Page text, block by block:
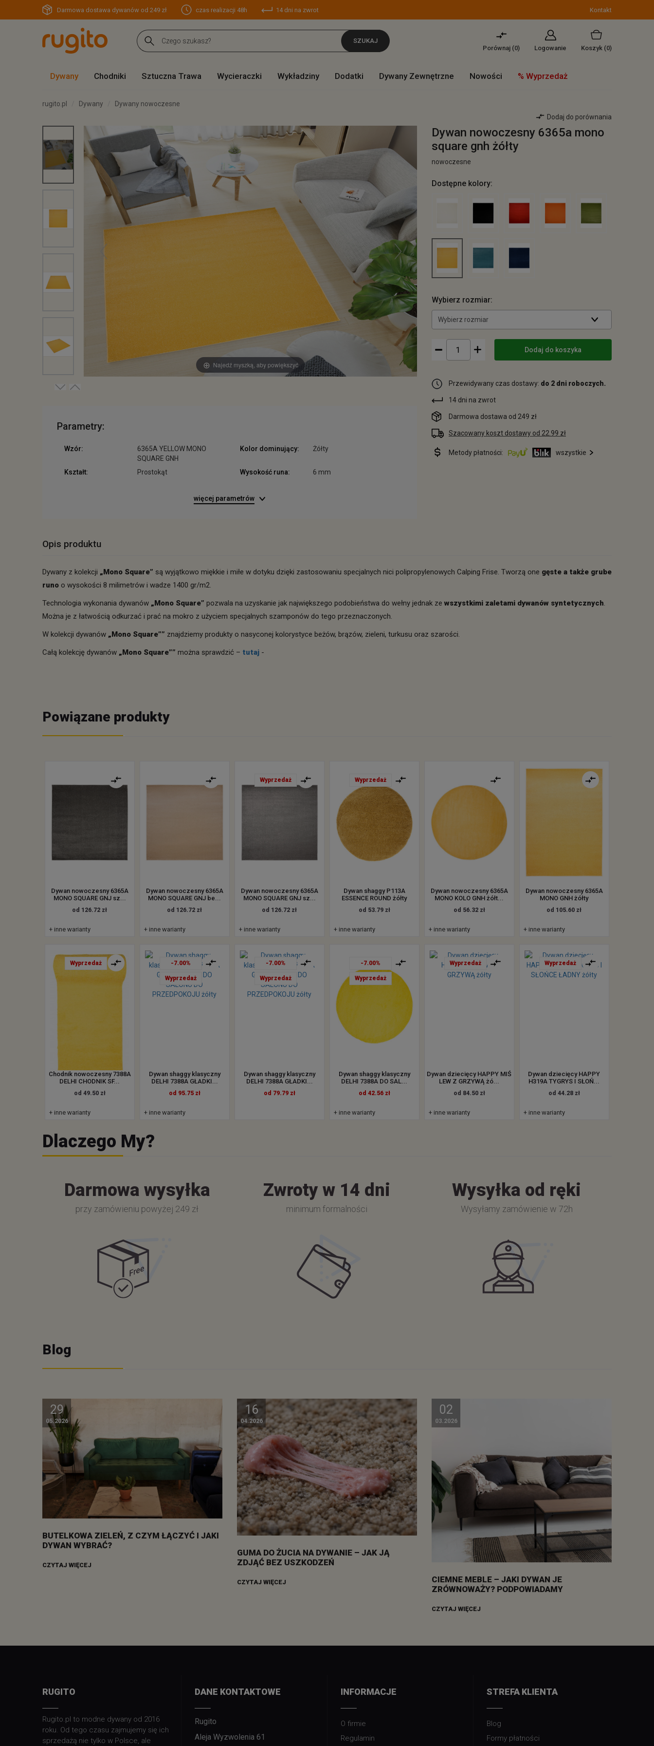
Darmowa dostawa dywanów od 249 zł czas realizacji 48h 14 dni na zwrot Kontakt
SZUKAJ
Porównaj (0) Logowanie Koszyk (0)
Dywany Chodniki Sztuczna Trawa Wycieraczki Wykładziny Dodatki Dywany Zewnętrzne Nowości % Wyprzedaż
rugito.pl Dywany Dywany nowoczesne
Najedź myszką, aby powiększyć
Parametry:
Wzór:
6365A YELLOW MONO
SQUARE GNH
Kolor dominujący: Żółty
Kształt: Prostokąt Wysokość runa: 6 mm
więcej parametrów
Dodaj do porównania
Dywan nowoczesny 6365a mono
square gnh żółty
nowoczesne
Dostępne kolory:
Wybierz rozmiar:
Wybierz rozmiar
Dodaj do koszyka
Przewidywany czas dostawy: do 2 dni roboczych.
14 dni na zwrot
Darmowa dostawa od 249 zł
Szacowany koszt dostawy od 22.99 zł
Metody płatności: wszystkie
Opis produktu
Dywany z kolekcji „Mono Square” są wyjątkowo miękkie i miłe w dotyku dzięki zastosowaniu specjalnych nici polipropylenowych Calping Frise. Tworzą one gęste a także grube
runo o wysokości 8 milimetrów i wadze 1400 gr/m2.
Technologia wykonania dywanów „Mono Square” pozwala na uzyskanie jak największego podobieństwa do wełny jednak ze wszystkimi zaletami dywanów syntetycznych.
Można je z łatwością odkurzać i prać na mokro z użyciem specjalnych szamponów do tego przeznaczonych.
W kolekcji dywanów „Mono Square”” znajdziemy produkty o nasyconej kolorystyce beżów, brązów, zieleni, turkusu oraz szarości.
Całą kolekcję dywanów „Mono Square”” można sprawdzić – tutaj -
Powiązane produkty
Dywan nowoczesny 6365A
MONO SQUARE GNJ sz...
od 126.72 zł
+ inne warianty
Dywan nowoczesny 6365A
MONO SQUARE GNJ be...
od 126.72 zł
+ inne warianty
Wyprzedaż
Dywan nowoczesny 6365A
MONO SQUARE GNJ sz...
od 126.72 zł
+ inne warianty
Wyprzedaż
Dywan shaggy P113A
ESSENCE ROUND żółty
od 53.79 zł
+ inne warianty
Dywan nowoczesny 6365A
MONO KOLO GNH żółt...
od 56.32 zł
+ inne warianty
Dywan nowoczesny 6365A
MONO GNH żółty
od 105.60 zł
+ inne warianty
Wyprzedaż
Chodnik nowoczesny 7388A
DELHI CHODNIK SF...
od 49.50 zł
+ inne warianty
-7.00%
Wyprzedaż
Dywan shaggy klasyczny
DELHI 7388A GŁADKI...
od 95.75 zł
+ inne warianty
-7.00%
Wyprzedaż
Dywan shaggy klasyczny
DELHI 7388A GŁADKI...
od 79.79 zł
-7.00%
Wyprzedaż
Dywan shaggy klasyczny
DELHI 7388A DO SAL...
od 42.56 zł
+ inne warianty
Wyprzedaż
Dywan dziecięcy HAPPY MIŚ
LEW Z GRZYWĄ żó...
od 84.50 zł
+ inne warianty
Wyprzedaż
Dywan dziecięcy HAPPY
H319A TYGRYS I SŁOŃ...
od 44.28 zł
+ inne warianty
Dlaczego My?
Darmowa wysyłka
przy zamówieniu powyżej 249 zł
Zwroty w 14 dni
minimum formalności
Wysyłka od ręki
Wysyłamy zamówienie w 72h
Blog
29
05.2026
BUTELKOWA ZIELEŃ, Z CZYM ŁĄCZYĆ I JAKI
DYWAN WYBRAĆ?
CZYTAJ WIĘCEJ
16
04.2026
GUMA DO ŻUCIA NA DYWANIE – JAK JĄ
ZDJĄĆ BEZ USZKODZEŃ
CZYTAJ WIĘCEJ
02
03.2026
CIEMNE MEBLE – JAKI DYWAN JE
ZRÓWNOWAŻY? PODPOWIADAMY
CZYTAJ WIĘCEJ
RUGITO
Rugito.pl to modne dywany od 2016
roku. Od tego czasu zajmujemy się ich
sprzedażą nie tylko w Polsce, ale
DANE KONTAKTOWE
Rugito
Aleja Wyzwolenia 61
INFORMACJE
O firmie
Regulamin
STREFA KLIENTA
Blog
Formy płatności